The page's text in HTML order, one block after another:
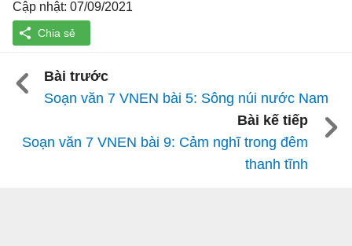
Cập nhật: 07/09/2021
Bài trước
Soạn văn 7 VNEN bài 5: Sông núi nước Nam
Bài kế tiếp
Soạn văn 7 VNEN bài 9: Cảm nghĩ trong đêm
thanh tĩnh